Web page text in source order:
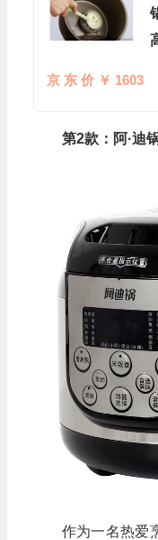
京 东 价 ￥ 1603
第2款：阿·迪
作为一名热爱